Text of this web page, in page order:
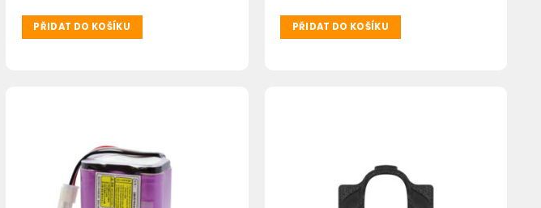
PŘIDAT DO KOŠÍKU PŘIDAT DO KOŠÍKU